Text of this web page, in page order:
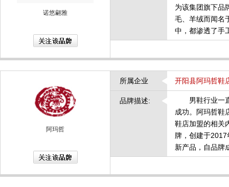
诺悠翩雅
为该集团旗下
毛、羊绒而闻名
中，都渗透了手
阿玛哲
所属企业 开阳县阿玛哲鞋
品牌描述:
男鞋行业一直
成功。阿玛哲鞋
鞋店加盟的相
牌，创建于
新产品，自品牌